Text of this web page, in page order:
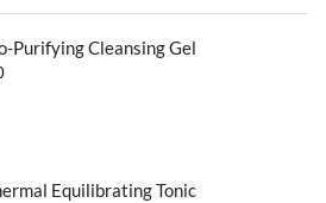
Purifying Cleansing Gel
Equilibrating Tonic